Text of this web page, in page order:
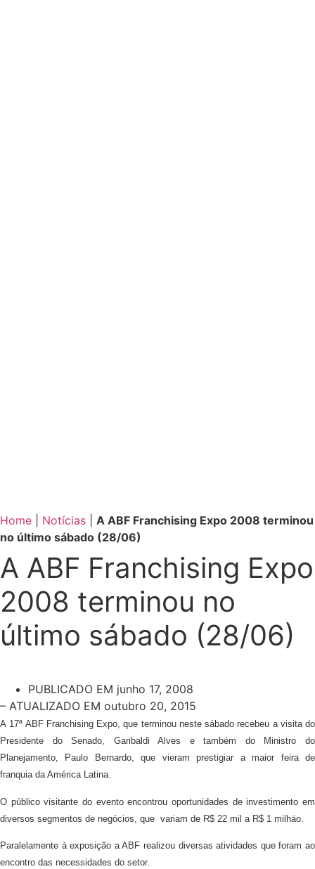
Home Notícias
A ABF Franchising Expo 2008 terminou
no último sábado (28/06)
A ABF Franchising Expo
2008 terminou no
último sábado (28/06)
PUBLICADO EM junho 17, 2008
– ATUALIZADO EM outubro 20, 2015
A 17ª ABF Franchising Expo, que terminou neste sábado recebeu a visita do
Presidente do Senado, Garibaldi Alves e também do Ministro do
Planejamento, Paulo Bernardo, que vieram prestigiar a maior feira de
franquia da América Latina.
O público visitante do eventoencontrou oportunidades de investimento em
diversos segmentos de negócios, que variam de R$ 22 mil a R$ 1 milhäo.
Paralelamente à exposição a ABF realizou diversas atividades que foram ao
encontro das necessidades do setor.